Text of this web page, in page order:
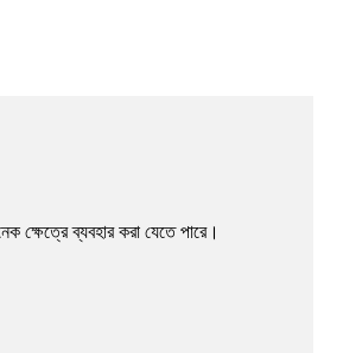
ক্ষেত্রে ব্যবহার করা যেতে পারে।